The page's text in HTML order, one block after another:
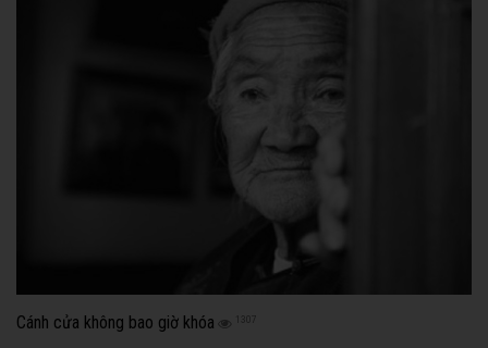
Cánh cửa không bao giờ khóa 1307